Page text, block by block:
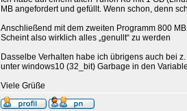
MB angefordert und gefüllt. Wenn schon, denn
Anschließend mit dem zweiten Programm 800
Scheint also wirklich alles „genullt“ zu werden
Dasselbe Verhalten habe ich übrigens auch bei
unter windows10 (32_bit) Garbage in den
Viele Grüße